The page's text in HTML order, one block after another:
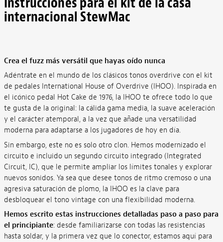
internacional StewMac
Crea el fuzz más versátil que hayas oído nunca
Adéntrate en el mundo de los clásicos tonos overdrive con el kit
de pedales International House of Overdrive (IHOO). Inspirada en
el icónico pedal Hot Cake de 1976, la IHOO te ofrece todo lo que
te gusta de la original: la cálida gama media, la suave aceleración
y el carácter atemporal, a la vez que añade una versatilidad
moderna para adaptarse a los jugadores de hoy en día.
Sin embargo, este no es solo otro clon. Hemos modernizado el
circuito e incluido un segundo circuito integrado (Integrated
Circuit, IC), que le permite ampliar los límites tonales y explorar
nuevos sonidos. Ya sea que desee tonos de ritmo cremoso o una
agresiva saturación de plomo, la IHOO es la clave para
desbloquear el tono vintage con una flexibilidad moderna.
Hemos escrito estas instrucciones detalladas paso a paso para
el principiante: desde familiarizarse con todas las resistencias
hasta soldar, y la primera vez que lo conector, estamos aquí para